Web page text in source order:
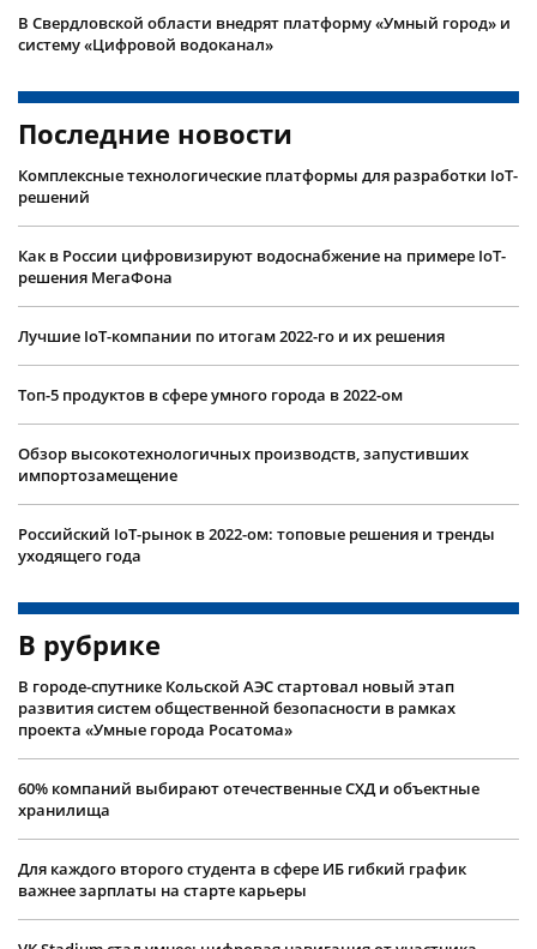
В Свердловской области внедрят платформу «Умный город» и
систему «Цифровой водоканал»
Последние новости
Комплексные технологические платформы для разработки IoT-
решений
Как в России цифровизируют водоснабжение на примере IoT-
решения МегаФона
Лучшие IoT-компании по итогам 2022-го и их решения
Топ-5 продуктов в сфере умного города в 2022-ом
Обзор высокотехнологичных производств, запустивших
импортозамещение
Российский IoT-рынок в 2022-ом: топовые решения и тренды
уходящего года
В рубрике
В городе-спутнике Кольской АЭС стартовал новый этап
развития систем общественной безопасности в рамках
проекта «Умные города Росатома»
60% компаний выбирают отечественные СХД и объектные
хранилища
Для каждого второго студента в сфере ИБ гибкий график
важнее зарплаты на старте карьеры